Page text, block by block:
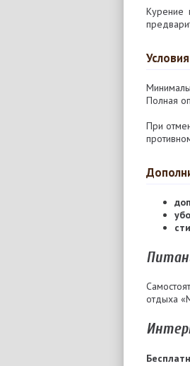
Курение
Полная
При
отдыха